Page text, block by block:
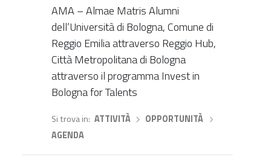
AMA – Almae Matris Alumni
dell’Università di Bologna, Comune di
Reggio Emilia attraverso Reggio Hub,
Città Metropolitana di Bologna
attraverso il programma Invest in
Bologna for Talents
Si trova in ATTIVITÀ› OPPORTUNITÀ
AGENDA